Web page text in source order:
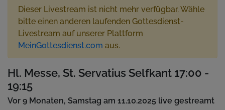
Dieser Livestream ist nicht mehr verfügbar. Wähle
bitte einen anderen laufenden Gottesdienst-
Livestream auf unserer Plattform
MeinGottesdienst.com aus.
Hl. Messe, St. Servatius Selfkant 17:00 -
19:15
Vor 9 Monaten, Samstag am 11.10.2025 live gestreamt